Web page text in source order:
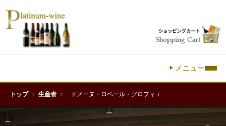
メニュー
トップ › 生産者 › ドメーヌ・ロベール・グロフィエ